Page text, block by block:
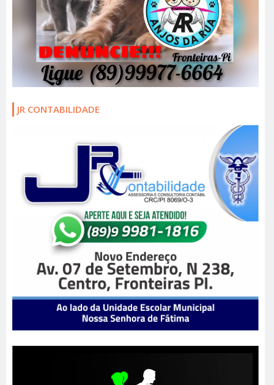
JR CONTABILIDADE